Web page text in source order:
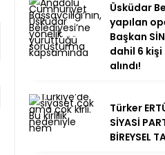
Üsküdar
yapılan
Başkan
dahil 6
alındı!
Türker
SİYASİ
BİREYSEL